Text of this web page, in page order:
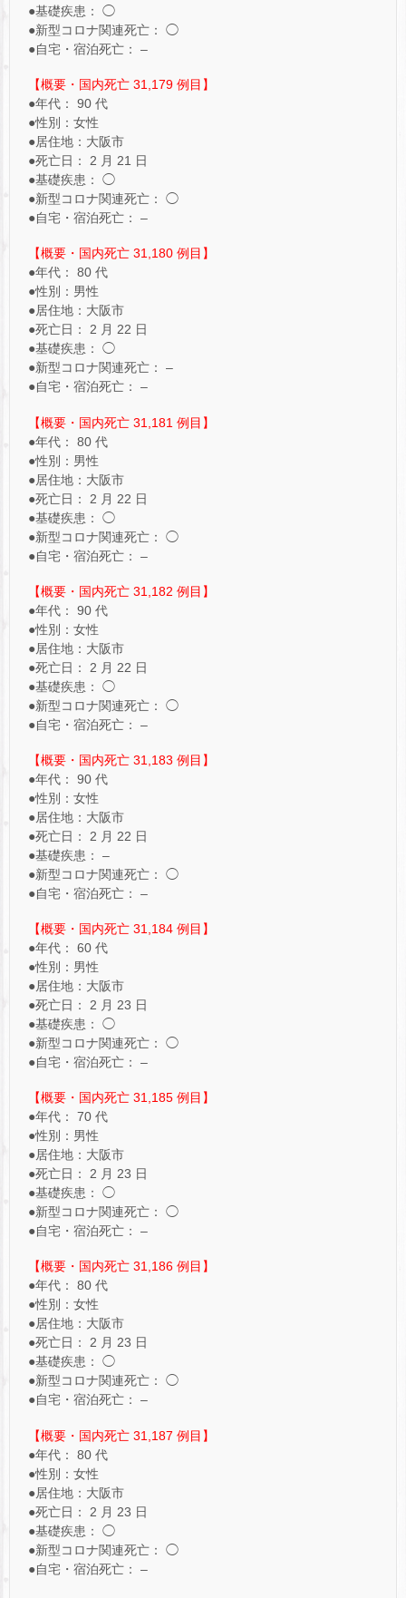
●基礎疾患： ◯
●新型コロナ関連死亡： ◯
●自宅・宿泊死亡： –
【概要・国内死亡 31,179 例目】
●年代： 90 代
●性別：女性
●居住地：大阪市
●死亡日： 2 月 21 日
●基礎疾患： ◯
●新型コロナ関連死亡： ◯
●自宅・宿泊死亡： –
【概要・国内死亡 31,180 例目】
●年代： 80 代
●性別：男性
●居住地：大阪市
●死亡日： 2 月 22 日
●基礎疾患： ◯
●新型コロナ関連死亡： –
●自宅・宿泊死亡： –
【概要・国内死亡 31,181 例目】
●年代： 80 代
●性別：男性
●居住地：大阪市
●死亡日： 2 月 22 日
●基礎疾患： ◯
●新型コロナ関連死亡： ◯
●自宅・宿泊死亡： –
【概要・国内死亡 31,182 例目】
●年代： 90 代
●性別：女性
●居住地：大阪市
●死亡日： 2 月 22 日
●基礎疾患： ◯
●新型コロナ関連死亡： ◯
●自宅・宿泊死亡： –
【概要・国内死亡 31,183 例目】
●年代： 90 代
●性別：女性
●居住地：大阪市
●死亡日： 2 月 22 日
●基礎疾患： –
●新型コロナ関連死亡： ◯
●自宅・宿泊死亡： –
【概要・国内死亡 31,184 例目】
●年代： 60 代
●性別：男性
●居住地：大阪市
●死亡日： 2 月 23 日
●基礎疾患： ◯
●新型コロナ関連死亡： ◯
●自宅・宿泊死亡： –
【概要・国内死亡 31,185 例目】
●年代： 70 代
●性別：男性
●居住地：大阪市
●死亡日： 2 月 23 日
●基礎疾患： ◯
●新型コロナ関連死亡： ◯
●自宅・宿泊死亡： –
【概要・国内死亡 31,186 例目】
●年代： 80 代
●性別：女性
●居住地：大阪市
●死亡日： 2 月 23 日
●基礎疾患： ◯
●新型コロナ関連死亡： ◯
●自宅・宿泊死亡： –
【概要・国内死亡 31,187 例目】
●年代： 80 代
●性別：女性
●居住地：大阪市
●死亡日： 2 月 23 日
●基礎疾患： ◯
●新型コロナ関連死亡： ◯
●自宅・宿泊死亡： –